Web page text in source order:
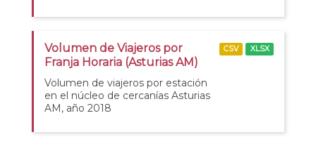
Volumen de Viajeros por
Franja Horaria (Asturias AM)
Volumen de viajeros por estación
en el núcleo de cercanías Asturias
AM, año 2018
CSV XLSX